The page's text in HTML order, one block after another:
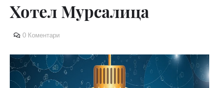
Хотел Мурсалица
0 Коментари